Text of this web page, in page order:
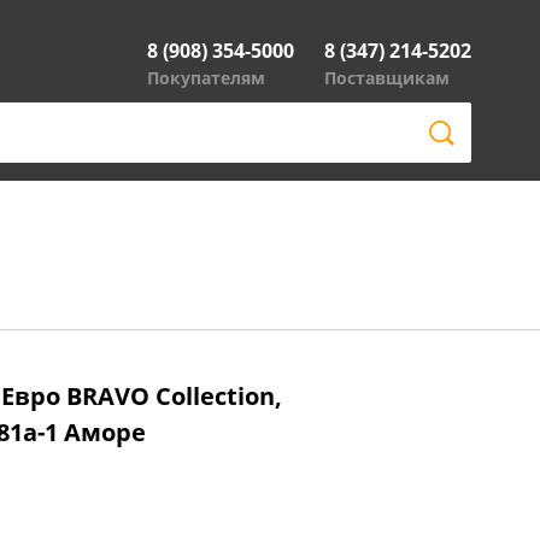
8 (908) 354-5000
Покупателям
8 (347) 214-5202
Поставщикам
BRAVO Collection,
1 Аморе